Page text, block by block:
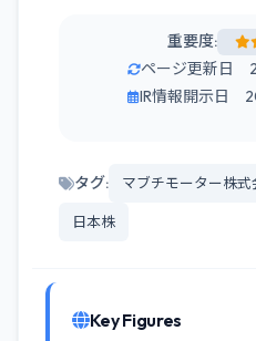
重要度:
ページ更新日
IR情報開示日
タグ: マブチモーター株式
日本株
Key Figures